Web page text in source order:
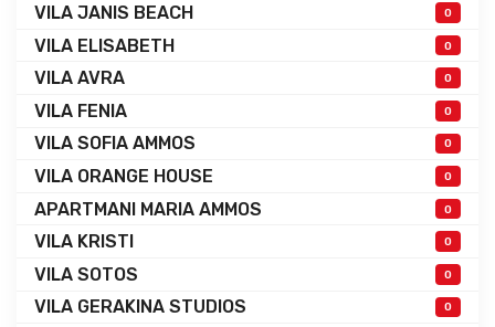
VILA JANIS BEACH 0
VILA ELISABETH 0
VILA AVRA 0
VILA FENIA 0
VILA SOFIA AMMOS 0
VILA ORANGE HOUSE 0
APARTMANI MARIA AMMOS 0
VILA KRISTI 0
VILA SOTOS 0
VILA GERAKINA STUDIOS 0